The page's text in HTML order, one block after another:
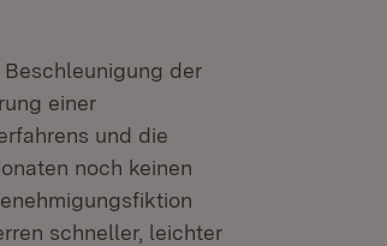
der
einer
und die
noch keinen
schneller, leichter